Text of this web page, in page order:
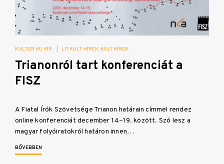
KULTER.HU HÍR LITKULT HÍREK KULTHÍREK
Trianonról tart konferenciát a
FISZ
A Fiatal Írók Szövetsége Trianon határain címmel rendez
online konferenciát december 14–19. között. Szó lesz a
magyar folyóiratokról határon innen…
BŐVEBBEN